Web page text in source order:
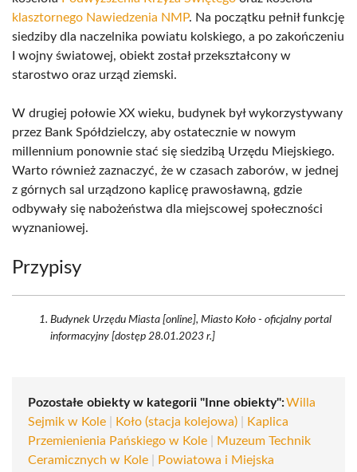
klasztornego Nawiedzenia NMP. Na początku pełnił funkcję
siedziby dla naczelnika powiatu kolskiego, a po zakończeniu
I wojny światowej, obiekt został przekształcony w
starostwo oraz urząd ziemski.
W drugiej połowie XX wieku, budynek był wykorzystywany
przez Bank Spółdzielczy, aby ostatecznie w nowym
millennium ponownie stać się siedzibą Urzędu Miejskiego.
Warto również zaznaczyć, że w czasach zaborów, w jednej
z górnych sal urządzono kaplicę prawosławną, gdzie
odbywały się nabożeństwa dla miejscowej społeczności
wyznaniowej.
Przypisy
Budynek Urzędu Miasta [online], Miasto Koło - oficjalny portal
informacyjny [dostęp 28.01.2023 r.]
Pozostałe obiekty w kategorii "Inne obiekty":Willa
Sejmik w Kole
Koło (stacja kolejowa)
Kaplica
Przemienienia Pańskiego w Kole
Muzeum Technik
Ceramicznych w Kole
Powiatowa i Miejska